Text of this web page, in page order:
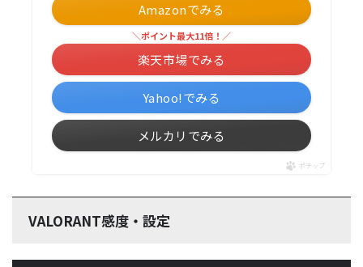
Amazonでみる
＼ポイント最大11倍！／
楽天市場でみる
Yahoo!でみる
メルカリでみる
ポチップ
VALORANT感度・設定